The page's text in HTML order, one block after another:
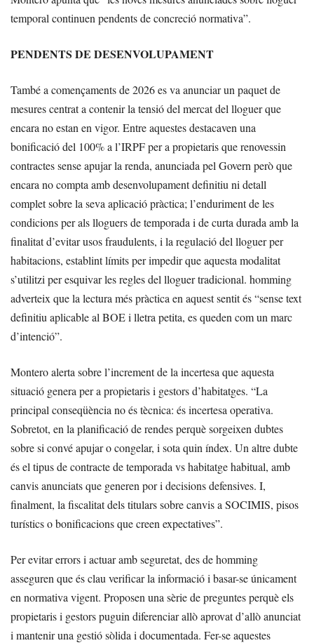
temporal continuen pendents de concreció normativa”.
PENDENTS DE DESENVOLUPAMENT
També a començaments de 2026 es va anunciar un paquet de
mesures centrat a contenir la tensió del mercat del lloguer que
encara no estan en vigor. Entre aquestes destacaven una
bonificació del 100% a l’IRPF per a propietaris que renovessin
contractes sense apujar la renda, anunciada pel Govern però que
encara no compta amb desenvolupament definitiu ni detall
complet sobre la seva aplicació pràctica; l’enduriment de les
condicions per als lloguers de temporada i de curta durada amb la
finalitat d’evitar usos fraudulents, i la regulació del lloguer per
habitacions, establint límits per impedir que aquesta modalitat
s’utilitzi per esquivar les regles del lloguer tradicional. homming
adverteix que la lectura més pràctica en aquest sentit és “sense text
definitiu aplicable al BOE i lletra petita, es queden com un marc
d’intenció”.
Montero alerta sobre l’increment de la incertesa que aquesta
situació genera per a propietaris i gestors d’habitatges. “La
principal conseqüència no és tècnica: és incertesa operativa.
Sobretot, en la planificació de rendes perquè sorgeixen dubtes
sobre si convé apujar o congelar, i sota quin índex. Un altre dubte
és el tipus de contracte de temporada vs habitatge habitual, amb
canvis anunciats que generen por i decisions defensives. I,
finalment, la fiscalitat dels titulars sobre canvis a SOCIMIS, pisos
turístics o bonificacions que creen expectatives”.
Per evitar errors i actuar amb seguretat, des de homming
asseguren que és clau verificar la informació i basar-se únicament
en normativa vigent. Proposen una sèrie de preguntes perquè els
propietaris i gestors puguin diferenciar allò aprovat d’allò anunciat
i mantenir una gestió sòlida i documentada. Fer-se aquestes